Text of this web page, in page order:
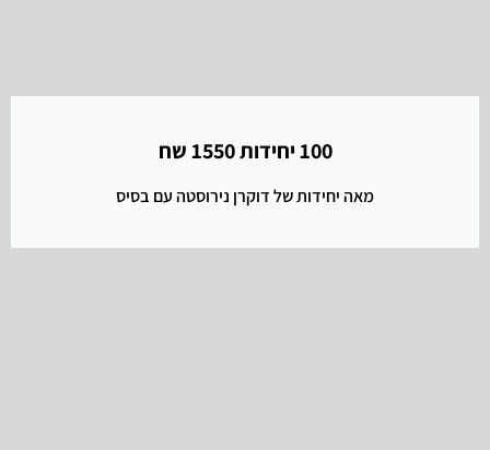
100 יחידות 1550 שח
מאה יחידות של דוקרן נירוסטה עם בסיס